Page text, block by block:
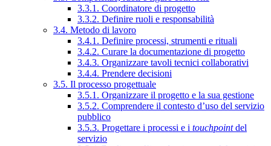
3.3.1. Coordinatore di progetto
3.3.2. Definire ruoli e responsabilità
3.4. Metodo di lavoro
3.4.1. Definire processi, strumenti e rituali
3.4.2. Curare la documentazione di progetto
3.4.3. Organizzare tavoli tecnici collaborativi
3.4.4. Prendere decisioni
3.5. Il processo progettuale
3.5.1. Organizzare il progetto e la sua gestione
3.5.2. Comprendere il contesto d’uso del servizio
pubblico
3.5.3. Progettare i processi e i touchpointdel
servizio